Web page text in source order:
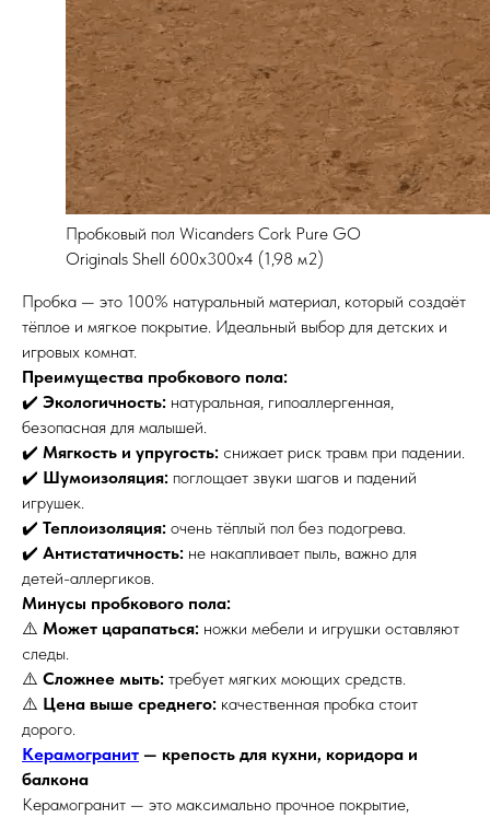
Пробковый пол Wicanders Cork Pure GO
Originals Shell 600х300х4 (1,98 м2)
Пробка — это 100% натуральный материал, который создаёт
тёплое и мягкое покрытие. Идеальный выбор для детских и
игровых комнат.
Преимущества пробкового пола:
✔️ Экологичность: натуральная, гипоаллергенная,
безопасная для малышей.
✔️ Мягкость и упругость: снижает риск травм при падении.
✔️ Шумоизоляция: поглощает звуки шагов и падений
игрушек.
✔️ Теплоизоляция: очень тёплый пол без подогрева.
✔️ Антистатичность: не накапливает пыль, важно для
детей-аллергиков.
Минусы пробкового пола:
⚠️ Может царапаться: ножки мебели и игрушки оставляют
следы.
⚠️ Сложнее мыть: требует мягких моющих средств.
⚠️ Цена выше среднего: качественная пробка стоит
дорого.
Керамогранит — крепость для кухни, коридора и
балкона
Керамогранит — это максимально прочное покрытие,